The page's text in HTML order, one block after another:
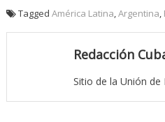
Tagged América Latina,Argentina,
Redacción
Sitio de la Unión de